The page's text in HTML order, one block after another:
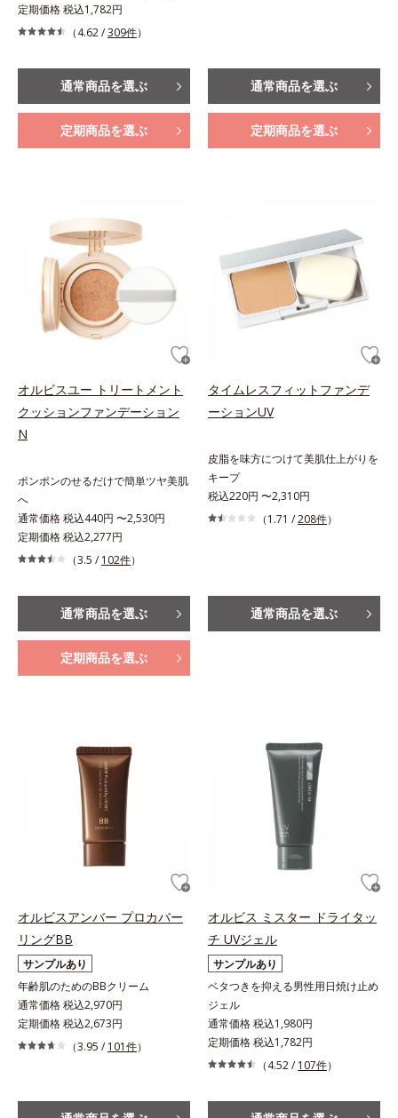
定期価格 税込1,782円
（4.62 /309件）
通常商品を選ぶ
定期商品を選ぶ
通常商品を選ぶ
定期商品を選ぶ
オルビスユー トリートメント
クッションファンデーション
N
ポンポンのせるだけで簡単ツヤ美肌
へ
通常価格 税込440円 〜2,530円
定期価格 税込2,277円
（3.5 / 102件）
通常商品を選ぶ
定期商品を選ぶ
タイムレスフィットファンデ
ーションUV
皮脂を味方につけて美肌仕上がりを
キープ
税込220円 〜2,310円
（1.71 /208件）
通常商品を選ぶ
オルビスアンバー プロカバー
リングBB
サンプルあり
年齢肌のためのBBクリーム
通常価格 税込2,970円
定期価格 税込2,673円
（3.95 / 101件）
オルビス ミスター ドライタッ
チ UVジェル
サンプルあり
ベタつきを抑える男性用日焼け止め
ジェル
通常価格 税込1,980円
定期価格 税込1,782円
（4.52 / 107件）